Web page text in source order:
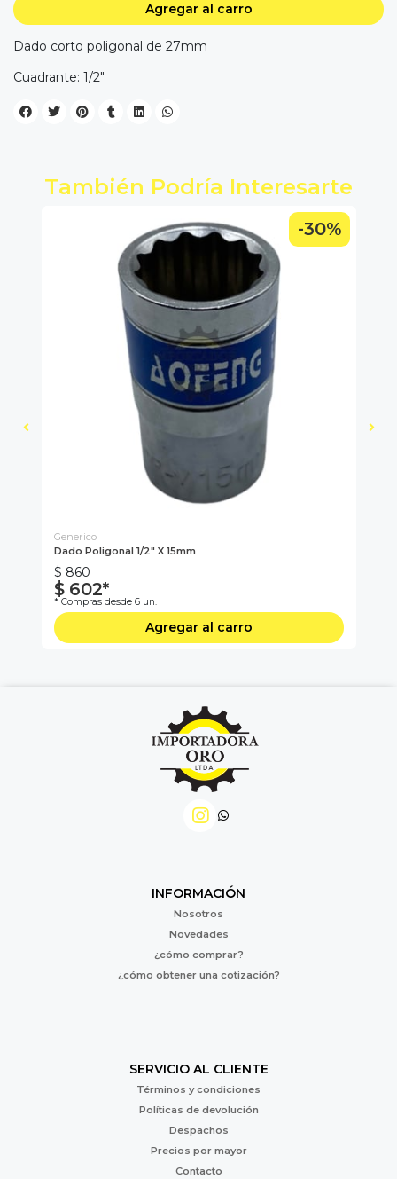
Agregar al carro
Dado corto poligonal de 27mm
Cuadrante: 1/2"
También Podría Interesarte
-30%
Generico
Dado Poligonal 1/2" X 15mm
$ 860
$ 602*
* Compras desde 6 un.
Agregar al carro
INFORMACIÓN
Nosotros
Novedades
¿cómo comprar?
¿cómo obtener una cotización?
SERVICIO AL CLIENTE
Términos y condiciones
Políticas de devolución
Despachos
Precios por mayor
Contacto